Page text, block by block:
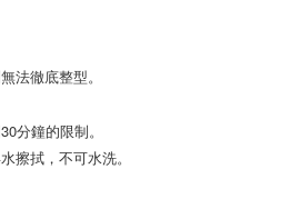
法徹底整型。
分鐘的限制。
擦拭，不可水洗。